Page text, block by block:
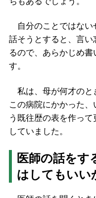
自分のことではない
話そうとすると、言
るので、あらかじめ
す。
私は、母が何才のと
この病院にかかった
う既往歴の表を作っ
していました。
医師の話をす
はしてもいい